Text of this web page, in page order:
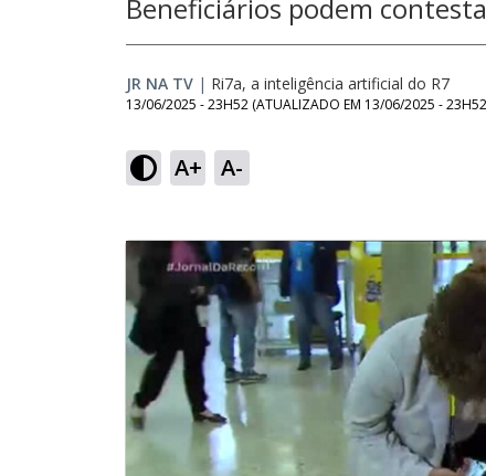
Beneficiários podem
JR NA TV | Ri7a, a inteligência artificial do R7
13/06/2025 - 23H52 (ATUALIZADO EM 13/06/2025 - 23H52
A+ A-